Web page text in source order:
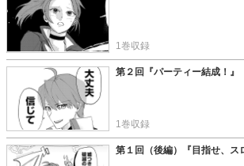
この話を読む
1巻収録
この話を読む
第２回『パーティー結成！』
1巻収録
第１回（後編）『目指せ、ス